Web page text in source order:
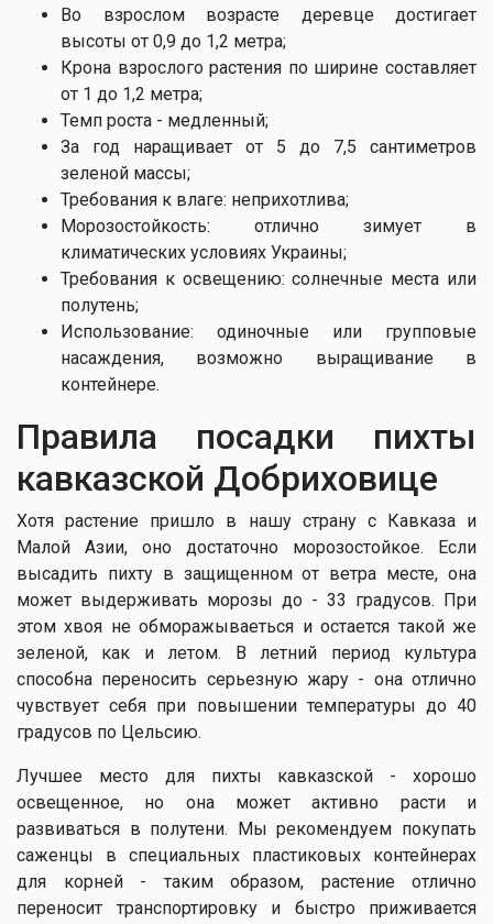
Во взрослом возрасте деревце достигает
высоты от 0,9 до 1,2 метра;
Крона взрослого растения по ширине составляет
от 1 до 1,2 метра;
Темп роста - медленный;
За год наращивает от 5 до 7,5 сантиметров
зеленой массы;
Требования к влаге: неприхотлива;
Морозостойкость: отлично зимует в
климатических условиях Украины;
Требования к освещению: солнечные места или
полутень;
Использование: одиночные или групповые
насаждения, возможно выращивание в
контейнере.
Правила посадки пихты
кавказской Добриховице
Хотя растение пришло в нашу страну с Кавказа и
Малой Азии, оно достаточно морозостойкое. Если
высадить пихту в защищенном от ветра месте, она
может выдерживать морозы до - 33 градусов. При
этом хвоя не обморажываеться и остается такой же
зеленой, как и летом. В летний период культура
способна переносить серьезную жару - она ​​отлично
чувствует себя при повышении температуры до 40
градусов по Цельсию.
Лучшее место для пихты кавказской - хорошо
освещенное, но она может активно расти и
развиваться в полутени. Мы рекомендуем покупать
саженцы в специальных пластиковых контейнерах
для корней - таким образом, растение отлично
переносит транспортировку и быстро приживается